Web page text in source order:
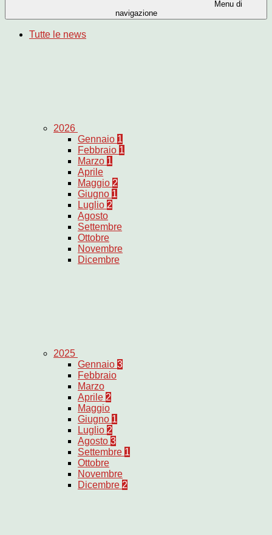
Menu di
navigazione
Tutte le news
2026
Gennaio 1
Febbraio 1
Marzo 1
Aprile
Maggio 2
Giugno 1
Luglio 2
Agosto
Settembre
Ottobre
Novembre
Dicembre
2025
Gennaio 3
Febbraio
Marzo
Aprile 2
Maggio
Giugno 1
Luglio 2
Agosto 3
Settembre 1
Ottobre
Novembre
Dicembre 2